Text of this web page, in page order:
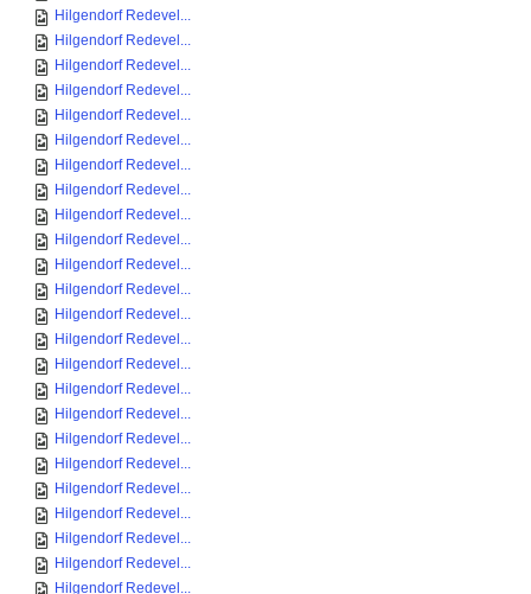
Hilgendorf Redevel...
Hilgendorf Redevel...
Hilgendorf Redevel...
Hilgendorf Redevel...
Hilgendorf Redevel...
Hilgendorf Redevel...
Hilgendorf Redevel...
Hilgendorf Redevel...
Hilgendorf Redevel...
Hilgendorf Redevel...
Hilgendorf Redevel...
Hilgendorf Redevel...
Hilgendorf Redevel...
Hilgendorf Redevel...
Hilgendorf Redevel...
Hilgendorf Redevel...
Hilgendorf Redevel...
Hilgendorf Redevel...
Hilgendorf Redevel...
Hilgendorf Redevel...
Hilgendorf Redevel...
Hilgendorf Redevel...
Hilgendorf Redevel...
Hilgendorf Redevel...